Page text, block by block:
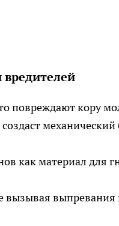
повреждают кору
механический
как материал для
вызывая